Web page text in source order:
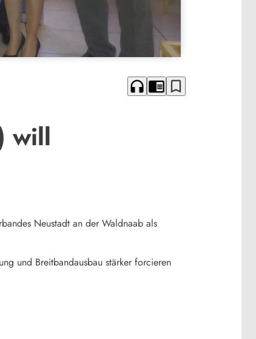
headphones chrome_reader_mode bookmark_border
will
Neustadt an der Waldnaab als
und Breitbandausbau stärker forcieren